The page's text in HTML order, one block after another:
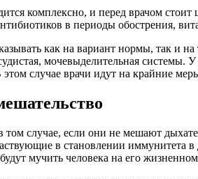
комплексно, и перед врачом
в периоды обострения,
как на вариант нормы, так и
мочевыделительная
этом случае врачи идут на крайние
случае, если они не мешают
в становлении иммунитета
мучить человека на его